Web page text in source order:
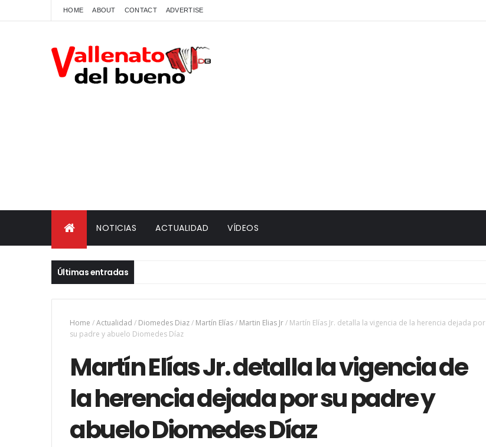
HOME ABOUT CONTACT ADVERTISE
NOTICIAS ACTUALIDAD VÍDEOS
Últimas entradas
Home /Actualidad / Diomedes Diaz/ Martín Elías/ Martin Elias Jr/ Martín Elías Jr. detalla la vigencia de la herencia dejada por
su padre y abuelo Diomedes Díaz
Martín Elías Jr. detalla la vigencia de
la herencia dejada por su padre y
abuelo Diomedes Díaz